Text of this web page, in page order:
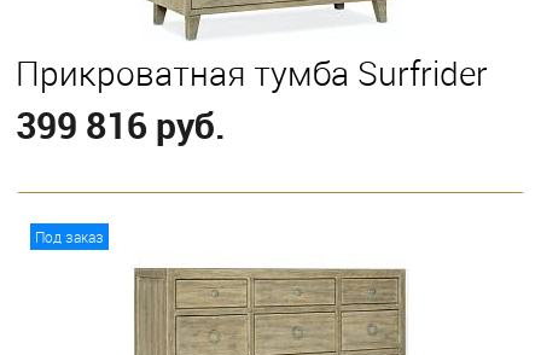
Прикроватная тумба Surfrider
399 816 руб.
Под заказ